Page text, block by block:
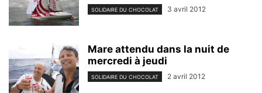
SOLIDAIRE DU CHOCOLAT 3 avril 2012
Mare attendu dans la nuit de
mercredi à jeudi
SOLIDAIRE DU CHOCOLAT 2 avril 2012